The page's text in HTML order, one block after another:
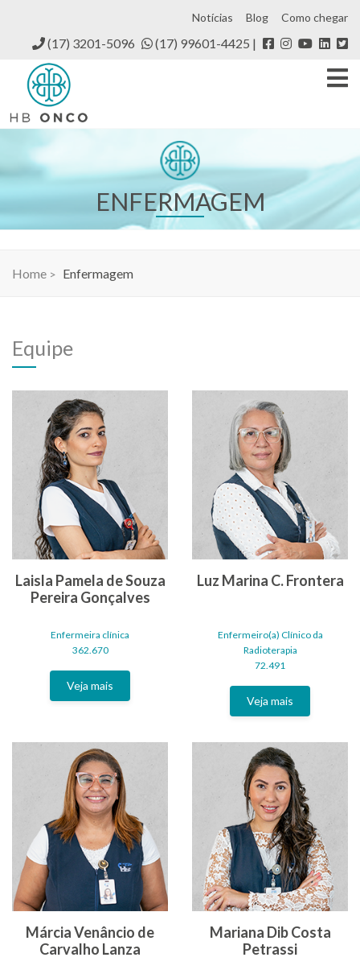
Notícias Blog Como chegar
(17) 3201-5096 (17) 99601-4425
ENFERMAGEM
Home Enfermagem
Equipe
Laisla Pamela de Souza
Pereira Gonçalves
Enfermeira clínica
362.670
Veja mais
Luz Marina C. Frontera
Enfermeiro(a) Clínico da
Radioterapia
72.491
Veja mais
Márcia Venâncio de
Carvalho Lanza
Mariana Dib Costa
Petrassi